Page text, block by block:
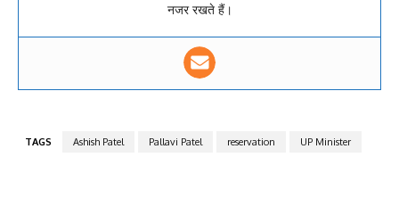
नजर रखते हैं।
TAGS Ashish Patel Pallavi Patel reservation UP Minister